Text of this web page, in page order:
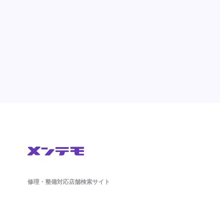
修理・整備対応店舗検索サイト